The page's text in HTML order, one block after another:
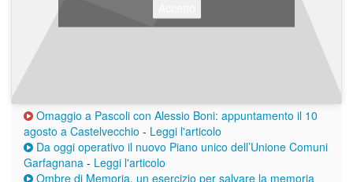
Omaggio a Pascoli con Alessio Boni: appuntamento il 10
agosto a Castelvecchio - Leggi l'articolo
Da oggi operativo il nuovo Piano unico dell’Unione Comuni
Garfagnana - Leggi l'articolo
Ombre di Memoria, un esercizio per salvare la memoria